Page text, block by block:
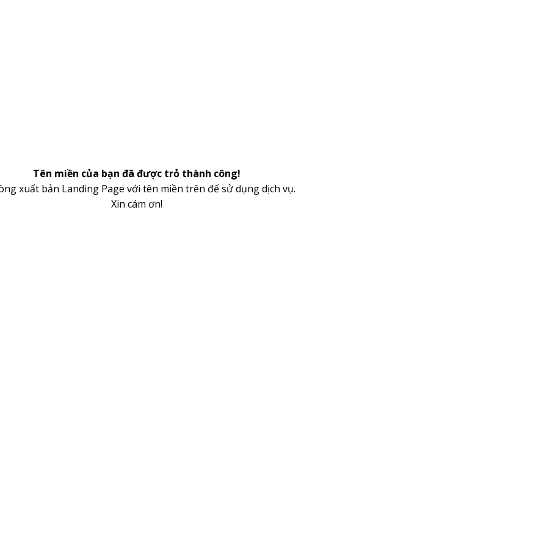
Tên miền của bạn đã được trỏ thành công!
xuất bản Landing Page với tên miền trên để sử dụng dịch vụ.
Xin cám ơn!